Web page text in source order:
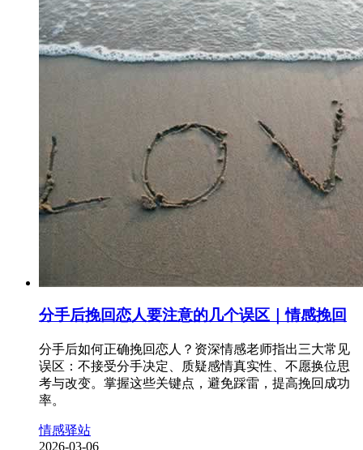
分手后挽回恋人要注意的几个误区｜情感挽回
分手后如何正确挽回恋人？资深情感老师指出三大常见
误区：不接受分手决定、质疑感情真实性、不愿换位思
考与改变。掌握这些关键点，避免踩雷，提高挽回成功
率。
情感驿站
2026-03-06